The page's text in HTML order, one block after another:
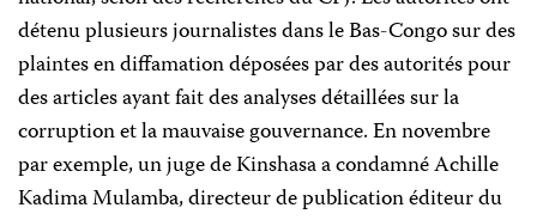
détenu plusieurs journalistes dans le Bas-Congo sur des
plaintes en diffamation déposées par des autorités pour
des articles ayant fait des analyses détaillées sur la
corruption et la mauvaise gouvernance. En novembre
par exemple, un juge de Kinshasa a condamné Achille
Kadima Mulamba, directeur de publication éditeur du